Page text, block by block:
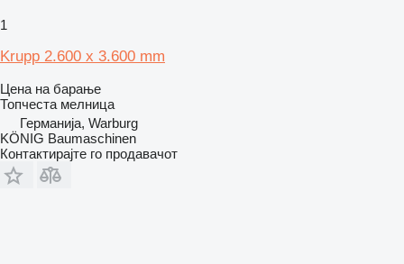
1
Krupp 2.600 x 3.600 mm
Цена на барање
Топчеста мелница
Германија, Warburg
KÖNIG Baumaschinen
Контактирајте го продавачот